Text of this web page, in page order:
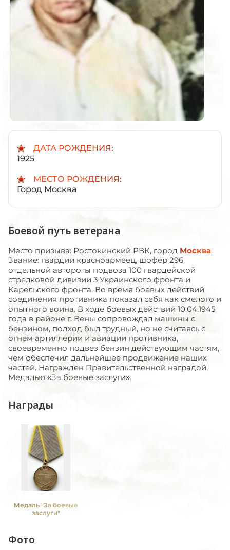
ДАТА РОЖДЕНИЯ:
1925
МЕСТО РОЖДЕНИЯ:
Город Москва
Боевой путь ветерана
Место призыва: Ростокинский РВК, город Москва.
Звание: гвардии красноармеец, шофер 296
отдельной автороты подвоза 100 гвардейской
стрелковой дивизии 3 Украинского фронта и
Карельского фронта. Во время боевых действий
соединения противника показал себя как смелого и
опытного воина. В ходе боевых действий 10.04.1945
года в районе г. Вены сопровождал машины с
бензином, подход был трудный, но не считаясь с
огнем артиллерии и авиации противника,
своевременно подвез бензин действующим частям,
чем обеспечил дальнейшее продвижение наших
частей. Награжден Правительственной наградой,
Медалью «За боевые заслуги».
Награды
Медаль "За боевые
заслуги"
Фото